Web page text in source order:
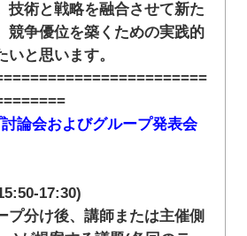
技術と戦略を融合させて新た
競争優位を築くための実践的
と思います。
論会およびグループ発表会
17:30)
分け後、講師または主催側